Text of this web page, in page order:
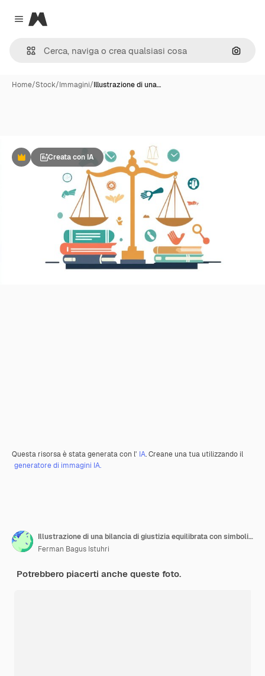
Close menu
Magnific
Cerca
Home/Stock/Immagini/Illustrazione di una…
PremiumCreata con IA
Questa risorsa è stata generata con l' IA. Creane una tua utilizzando il
generatore di immagini IA.
Illustrazione di una bilancia di giustizia equilibrata con simboli legali su entrambi i lati
Ferman Bagus Istuhri
Potrebbero piacerti anche queste foto.